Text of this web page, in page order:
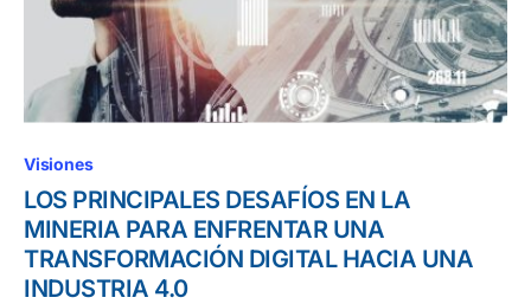
Visiones
LOS PRINCIPALES DESAFÍOS EN LA
MINERIA PARA ENFRENTAR UNA
TRANSFORMACIÓN DIGITAL HACIA UNA
INDUSTRIA 4.0